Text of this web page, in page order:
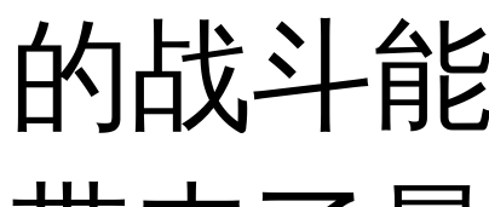
的战斗